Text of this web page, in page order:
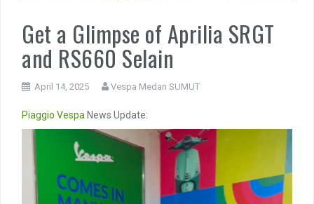
Get a Glimpse of Aprilia SRGT
and RS660 Selain
April 14, 2025 Vespa Medan SUMUT
Piaggio Vespa News Update: